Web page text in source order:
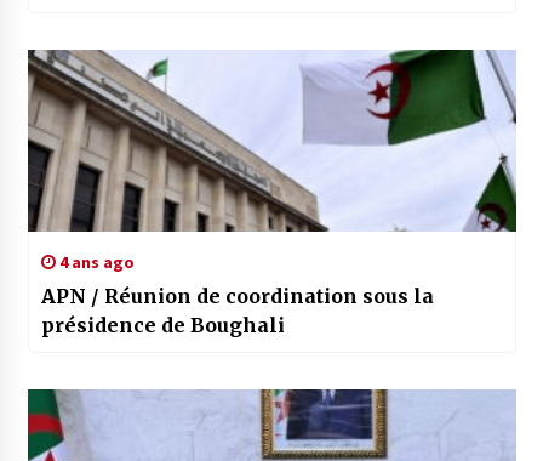
4 ans ago
APN / Réunion de coordination sous la
présidence de Boughali